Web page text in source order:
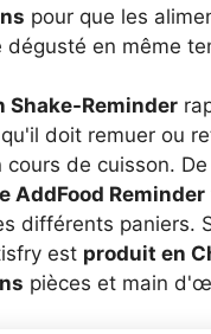
pour que les
dégusté en même
Shake-Reminder
doit remuer ou
cours de cuisson.
AddFood Reminder
différents paniers.
est produit en
pièces et main